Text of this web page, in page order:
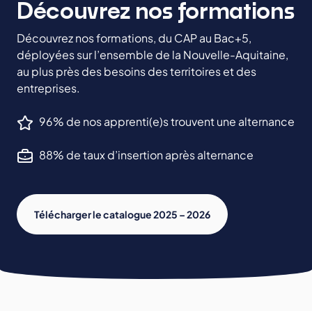
Découvrez nos formations
Découvrez nos formations, du CAP au Bac+5,
déployées sur l’ensemble de la Nouvelle-Aquitaine,
au plus près des besoins des territoires et des
entreprises.
96% de nos apprenti(e)s trouvent une alternance
88% de taux d’insertion après alternance
Télécharger le catalogue 2025 – 2026